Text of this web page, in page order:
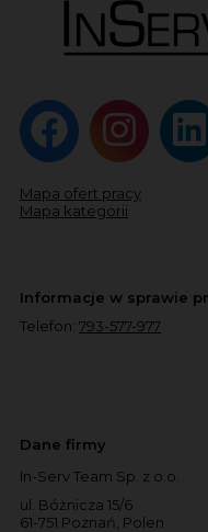
Mapa ofert pracy
Mapa kategorii
Informacje w sprawie
Telefon: 793-577-977
Dane firmy
In-Serv Team Sp. z o.o.
ul. Bóżnicza 15/6
61-751 Poznań, Polen